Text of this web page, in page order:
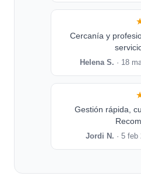
Cercanía y
Helena S. · 18
Gestión rápida,
Jordi N. · 5